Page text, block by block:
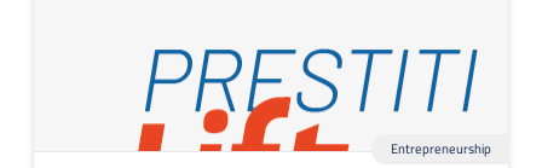
Entrepreneurship